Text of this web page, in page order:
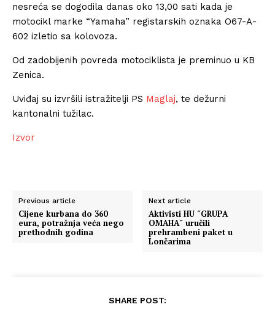
nesreća se dogodila danas oko 13,00 sati kada je
motocikl marke “Yamaha” registarskih oznaka O67-A-
602 izletio sa kolovoza.
Od zadobijenih povreda motociklista je preminuo u KB
Zenica.
Uviđaj su izvršili istražitelji PS Maglaj, te dežurni
kantonalni tužilac.
Izvor
Previous article
Cijene kurbana do 360
eura, potražnja veća nego
prethodnih godina
Next article
Aktivisti HU ˝GRUPA
OMAHA˝ uručili
prehrambeni paket u
Lončarima
SHARE POST: